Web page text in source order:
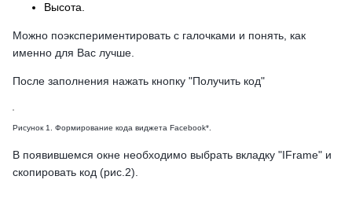
Высота.
Можно поэкспериментировать с галочками и понять, как
именно для Вас лучше.
После заполнения нажать кнопку "Получить код"
Рисунок 1. Формирование кода виджета Facebook*.
В появившемся окне необходимо выбрать вкладку "IFrame" и
скопировать код (рис.2).